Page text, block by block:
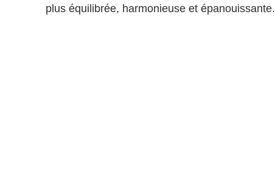
plus équilibrée, harmonieuse et épanouissante.